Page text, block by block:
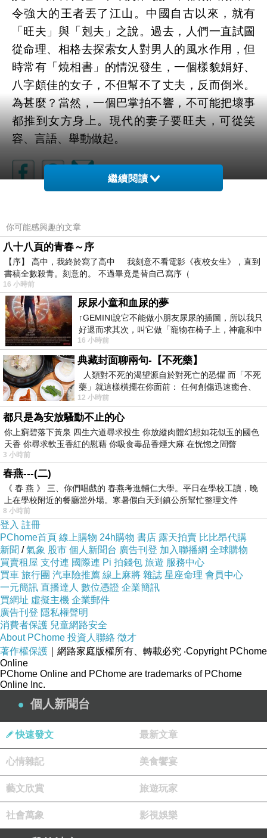
令強大的王者丟了江山。中國自古以來，就有
「旺夫」與「剋夫」之說。過去，人們一直試圖
從命理、相格去探索女人對男人的風水作用，但
時常有「燒相書」的情況發生，一個樣貌娟好、
八字頗佳的女子，不但幫不了丈夫，反而倒米。
為甚麼？當然，一個巴掌拍不響，不可能把壞事
都推到女方身上。現代的妻子要旺夫，可從笑
容、言語、舉動做起。
威爾剛
2020-01-01 18:24:21
感謝分享!
http://www.yyj.tw/
繼續閱讀
你可能感興趣的文章
八十八頁的青春～序
【序】 高中，我終於寫了高中 我刻意不看電影《夜校女生》，直到
書稿全數殺青。刻意的。 不過畢竟是替自己寫序（
16 小時前
尿尿小童和血尿的夢
↑GEMINI說它不能做小朋友尿尿的插圖，所以我只
好退而求其次，叫它做「寵物在椅子上，神龕和中
年人臉孔」的畫了。 六月底
16 小時前
典藏封面聊兩句-【不死藥】
人類對不死的渴望源自於對死亡的恐懼 而「不死
藥」就這樣橫擺在你面前： 任何創傷迅速癒合、
停止衰老、痛覺消失…堪
12 小時前
都只是為安放騷動不止的心
你上窮碧落下黃泉 四生六道尋求投生 你放縱肉體幻想如花似玉的國色
天香 你尋求軟玉香紅的慰藉 你吸食毒品香煙大麻 在恍惚之間瞥
3 小時前
春燕---(二)
《 春 燕 》 三、你們唱戲的 春燕考進輔仁大學。平日在學校工讀，晚
上在學校附近的餐廳當外場。寒暑假白天到鎮公所幫忙整理文件
8 小時前
登入 註冊
PChome首頁 線上購物 24h購物 書店 露天拍賣 比比昂代購
新聞 /氣象 股市 個人新聞台 廣告刊登 加入聯播網 全球購物
買賣租屋 支付連 國際連 Pi 拍錢包 旅遊 服務中心
買車 旅行團 汽車險推薦 線上麻將 雜誌 星座命理 會員中心
一元簡訊 直播達人 數位憑證 企業簡訊
買網址 虛擬主機 企業郵件
廣告刊登 隱私權聲明
消費者保護 兒童網路安全
About PChome 投資人聯絡 徵才
著作權保護 ｜網路家庭版權所有、轉載必究 ‧Copyright PChome
Online
PChome Online and PChome are trademarks of PChome
Online Inc.
個人新聞台
快速發文 最新文章
心情雜記 美食饗宴
藝文欣賞 旅遊玩家
社會萬象 影視娛樂